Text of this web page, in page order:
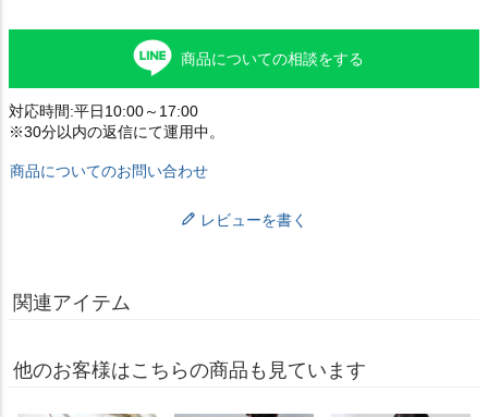
商品についての相談をする
対応時間:平日10:00～17:00
※30分以内の返信にて運用中。
商品についてのお問い合わせ
レビューを書く
関連アイテム
他のお客様はこちらの商品も見ています